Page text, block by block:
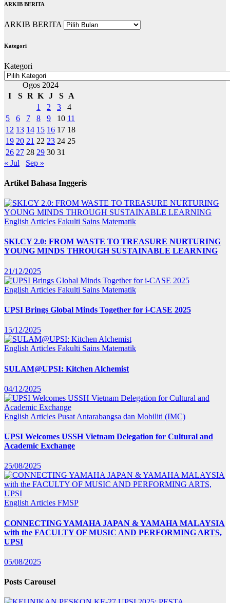
ARKIB BERITA
ARKIB BERITA
Kategori
Kategori
Ogos 2024
I
S R K J S
A
1
2 3
4
5
6 7 8 9 10 11
12 13 14 15 16 17 18
19 20 21 22 23 24 25
26 27 28 29 30 31
« Jul
Sep »
Artikel Bahasa Inggeris
English Articles Fakulti Sains Matematik
SKI.CY 2.0: FROM WASTE TO TREASURE NURTURING
YOUNG MINDS THROUGH SUSTAINABLE LEARNING
21/12/2025
English Articles Fakulti Sains Matematik
UPSI Brings Global Minds Together for i-CASE 2025
15/12/2025
English Articles Fakulti Sains Matematik
SULAM@UPSI: Kitchen Alchemist
04/12/2025
English Articles Pusat Antarabangsa dan Mobiliti (IMC)
UPSI Welcomes USSH Vietnam Delegation for Cultural and
Academic Exchange
25/08/2025
English Articles FMSP
CONNECTING YAMAHA JAPAN & YAMAHA MALAYSIA
with the FACULTY OF MUSIC AND PERFORMING ARTS,
UPSI
05/08/2025
Posts Carousel